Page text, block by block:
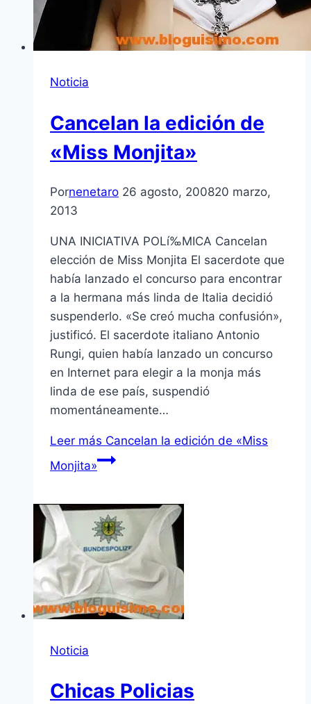
Noticia
Cancelan la edición de
«Miss Monjita»
Pornenetaro 26 agosto, 200820 marzo,
2013
UNA INICIATIVA POLí‰MICA Cancelan
elección de Miss Monjita El sacerdote que
habí­a lanzado el concurso para encontrar
a la hermana más linda de Italia decidió
suspenderlo. «Se creó mucha confusión»,
justificó. El sacerdote italiano Antonio
Rungi, quien habí­a lanzado un concurso
en Internet para elegir a la monja más
linda de ese paí­s, suspendió
momentáneamente…
Leer más Cancelan la edición de «Miss
Monjita»
Noticia
Chicas Policias